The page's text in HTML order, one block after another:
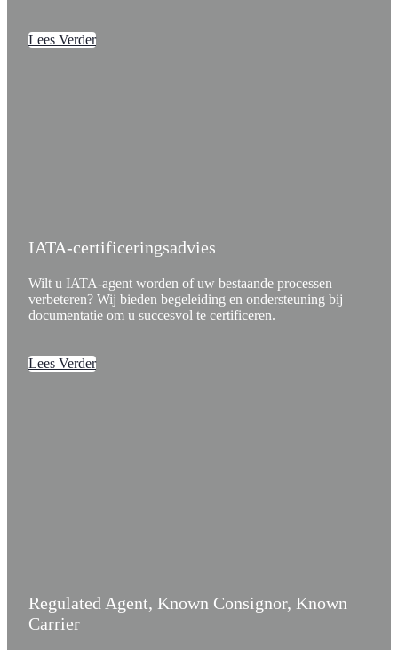
Lees Verder
IATA-certificeringsadvies
Wilt u IATA-agent worden of uw bestaande processen
verbeteren? Wij bieden begeleiding en ondersteuning bij
documentatie om u succesvol te certificeren.
Lees Verder
Regulated Agent, Known Consignor, Known
Carrier